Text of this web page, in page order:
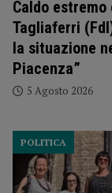
Caldo
Tagliaferri
la situazione
Piacenza”
5 Agosto 2026
POLITICA